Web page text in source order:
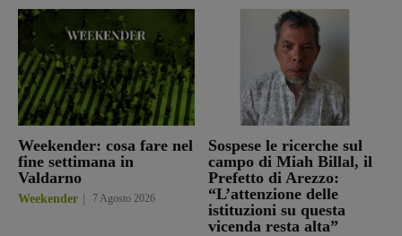
Weekender: cosa fare nel
fine settimana in
Valdarno
Weekender 7 Agosto 2026
Sospese le ricerche sul
campo di Miah Billal, il
Prefetto di Arezzo:
“L’attenzione delle
istituzioni su questa
vicenda resta alta”